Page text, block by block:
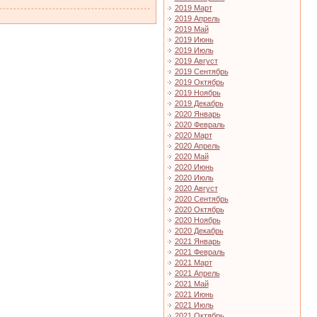
2019 Март
2019 Апрель
2019 Май
2019 Июнь
2019 Июль
2019 Август
2019 Сентябрь
2019 Октябрь
2019 Ноябрь
2019 Декабрь
2020 Январь
2020 Февраль
2020 Март
2020 Апрель
2020 Май
2020 Июнь
2020 Июль
2020 Август
2020 Сентябрь
2020 Октябрь
2020 Ноябрь
2020 Декабрь
2021 Январь
2021 Февраль
2021 Март
2021 Апрель
2021 Май
2021 Июнь
2021 Июль